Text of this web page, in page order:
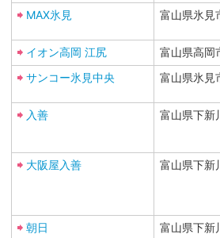
MAX氷見 富山県氷見
イオン高岡 江尻
富山県高岡
サンコー氷見中央
富山県氷見
入善 富山県下新
大阪屋入善 富山県下新
朝日 富山県下新